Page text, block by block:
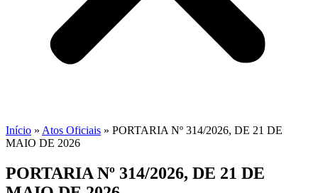
Início » Atos Oficiais » PORTARIA Nº 314/2026, DE 21 DE
MAIO DE 2026
PORTARIA Nº 314/2026, DE 21 DE